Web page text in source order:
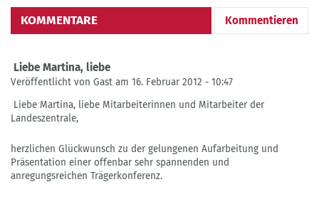
KOMMENTARE Kommentieren
Liebe Martina, liebe
Veröffentlicht von Gast am 16. Februar 2012 - 10:47
Liebe Martina, liebe Mitarbeiterinnen und Mitarbeiter der
Landeszentrale,
herzlichen Glückwunsch zu der gelungenen Aufarbeitung und
Präsentation einer offenbar sehr spannenden und
anregungsreichen Trägerkonferenz.